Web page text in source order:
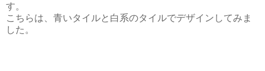
す。
こちらは、青いタイルと白系のタイルでデザインしてみま
した。